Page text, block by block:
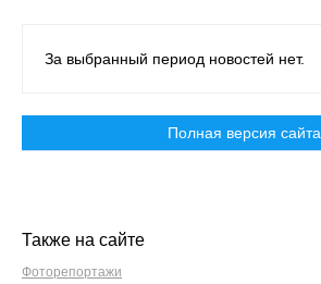
За выбранный период новостей нет.
Полная версия сайта
Также на сайте
Фоторепортажи